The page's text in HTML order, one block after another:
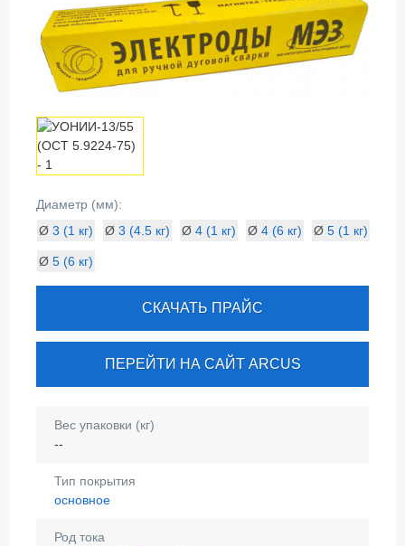
Диаметр (мм):
Ø 3 (1 кг) Ø 3 (4.5 кг) Ø 4 (1 кг) Ø 4 (6 кг) Ø 5 (1 кг)
Ø 5 (6 кг)
СКАЧАТЬ ПРАЙС
ПЕРЕЙТИ НА САЙТ ARCUS
Вес упаковки (кг)
--
Тип покрытия
основное
Род тока